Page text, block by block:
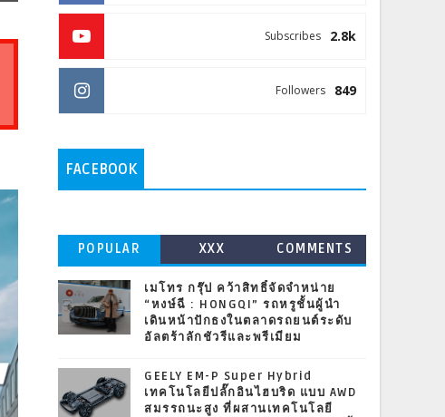
2.8k
Subscribes
849
Followers
FACEBOOK
POPULAR XXX COMMENTS
เมโทร กรุ๊ป คว้าสิทธิ์จัดจำหน่าย
“หงษ์ฉี : HONGQI” รถหรูชั้นผู้นำ
เดินหน้าปักธงในตลาดรถยนต์ระดับ
อัลตร้าลักชัวรีและพรีเมียม
GEELY EM-P Super Hybrid
เทคโนโลยีปลั๊กอินไฮบริด แบบ AWD
สมรรถนะสูง ที่ผสานเทคโนโลยี